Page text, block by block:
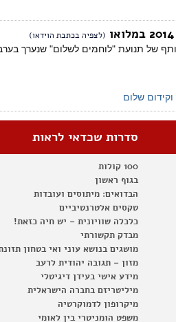
(לצפיה בכתבת הוידאו)
תנועת "לוחמים לשלום" שנערך בערב יום
וקידום שלום
סדרות שכדאי לראות
100 קולות
בגוף ראשון
הבדואים: מיתוסים ועובדות
טקסים אלטרנטיביים
כלכלה שוויונית – יש חיה כזאת!
מבדק תקשורתי
מושגים בנושא עוני ואי בטחון
מזון – תגובה יהודית לרעב
מידע אישי בעידן דיגיטלי
מיליטריזם בחברה הישראלית
מיקרופון לדמוקרטיה
משפט הומניטרי בין לאומי